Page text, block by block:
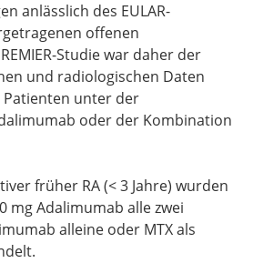
anlässlich des EULAR-
offenen
Studie war daher der
und radiologischen Daten
Patienten unter der
oder der Kombination
früher RA (< 3 Jahre) wurden
mg Adalimumab alle zwei
alleine oder MTX als